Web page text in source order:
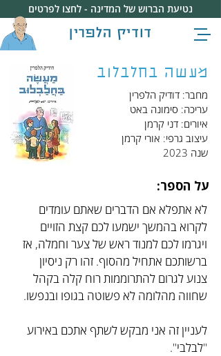
דודיק הלפרין
נטיעת הברוש של המדינה - לחצו לפרטים
מעשה בחלבלוב
מחבר: דודיק הלפרין
עריכה: סימונה באט
איורים: דני קרמן
עיצוב גרפי: אורי קרמן
שנה 2023
על הספר:
לא אתפלא אם הדברים שאתם עומדים
לקרוא בהמשך ישמעו לכם קצת הזויים
ויגרמו לכם למנוד ראש של צער וחמלה, אז
ברשותכם אתחיל מהסוף. זהו רק ניסיון
צנוע לגרום להתרוממות רוח קלה בקהל
שחווה מהלומה לא פשוטה בגופו ובנפשו.
לעניין זה אני מבקש לשתף אתכם באירוע
"לבלבי".